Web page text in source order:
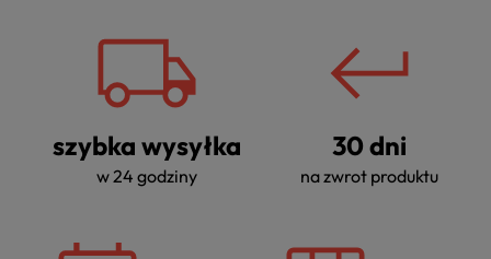
szybka wysyłka
w 24 godziny
30 dni
na zwrot produktu